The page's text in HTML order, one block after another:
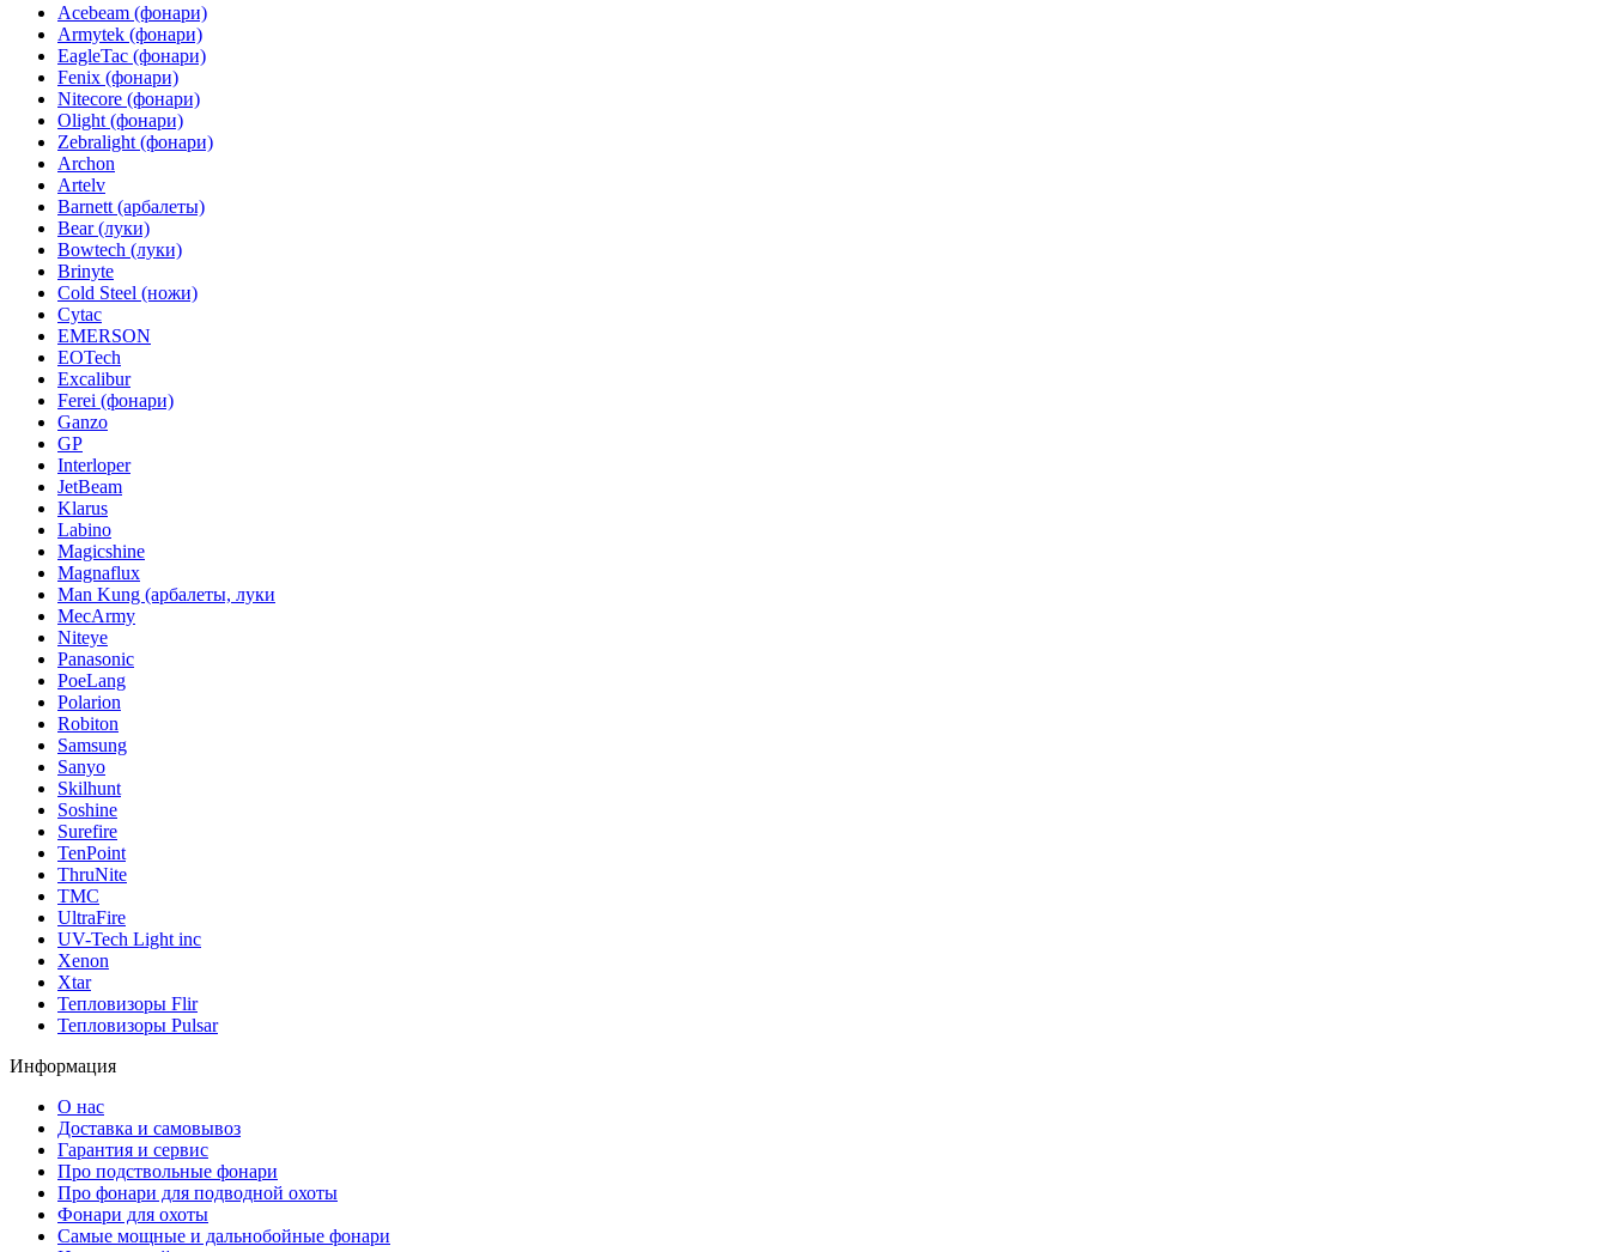
Acebeam (фонари)
Armytek (фонари)
EagleTac (фонари)
Fenix (фонари)
Nitecore (фонари)
Olight (фонари)
Zebralight (фонари)
Archon
Artelv
Barnett (арбалеты)
Bear (луки)
Bowtech (луки)
Brinyte
Cold Steel (ножи)
Cytac
EMERSON
EOTech
Excalibur
Ferei (фонари)
Ganzo
GP
Interloper
JetBeam
Klarus
Labino
Magicshine
Magnaflux
Man Kung (арбалеты, луки
MecArmy
Niteye
Panasonic
PoeLang
Polarion
Robiton
Samsung
Sanyo
Skilhunt
Soshine
Surefire
TenPoint
ThruNite
TMC
UltraFire
UV-Tech Light inc
Xenon
Xtar
Тепловизоры Flir
Тепловизоры Pulsar
Информация
О нас
Доставка и самовывоз
Гарантия и сервис
Про подствольные фонари
Про фонари для подводной охоты
Фонари для охоты
Самые мощные и дальнобойные фонари